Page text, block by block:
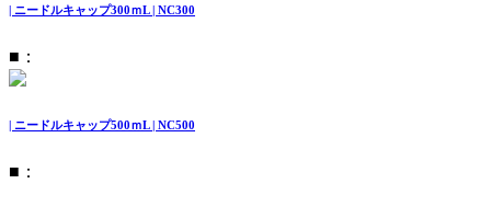
| ニードルキャップ300ｍL | NC300
■：
| ニードルキャップ500ｍL | NC500
■：